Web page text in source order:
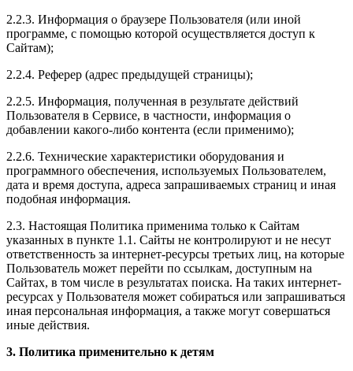
2.2.3. Информация о браузере Пользователя (или иной
программе, с помощью которой осуществляется доступ к
Сайтам);
2.2.4. Реферер (адрес предыдущей страницы);
2.2.5. Информация, полученная в результате действий
Пользователя в Сервисе, в частности, информация о
добавлении какого-либо контента (если применимо);
2.2.6. Технические характеристики оборудования и
программного обеспечения, используемых Пользователем,
дата и время доступа, адреса запрашиваемых страниц и иная
подобная информация.
2.3. Настоящая Политика применима только к Сайтам
указанных в пункте 1.1. Сайты не контролируют и не несут
ответственность за интернет-ресурсы третьих лиц, на которые
Пользователь может перейти по ссылкам, доступным на
Сайтах, в том числе в результатах поиска. На таких интернет-
ресурсах у Пользователя может собираться или запрашиваться
иная персональная информация, а также могут совершаться
иные действия.
3. Политика применительно к детям